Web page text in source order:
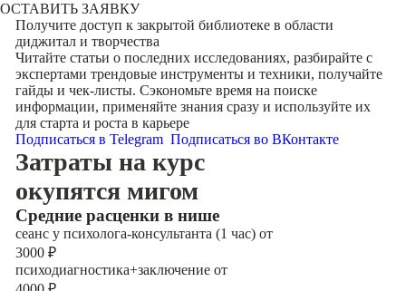
ОСТАВИТЬ ЗАЯВКУ
Получите доступ к закрытой библиотекев области
диджитал и творчества
Читайте статьи о последних исследованиях, разбирайте с
экспертами трендовые инструменты и техники, получайте
гайды и чек-листы. Сэкономьте время на поиске
информации, применяйте знания сразу и используйте их
для старта и роста в карьере
Подписаться в Telegram Подписаться во ВКонтакте
Затраты на курс
окупятся мигом
Cредние расценки в нише
сеанс у психолога-консультанта (1 час) от
3000 ₽
психодиагностика+заключение от